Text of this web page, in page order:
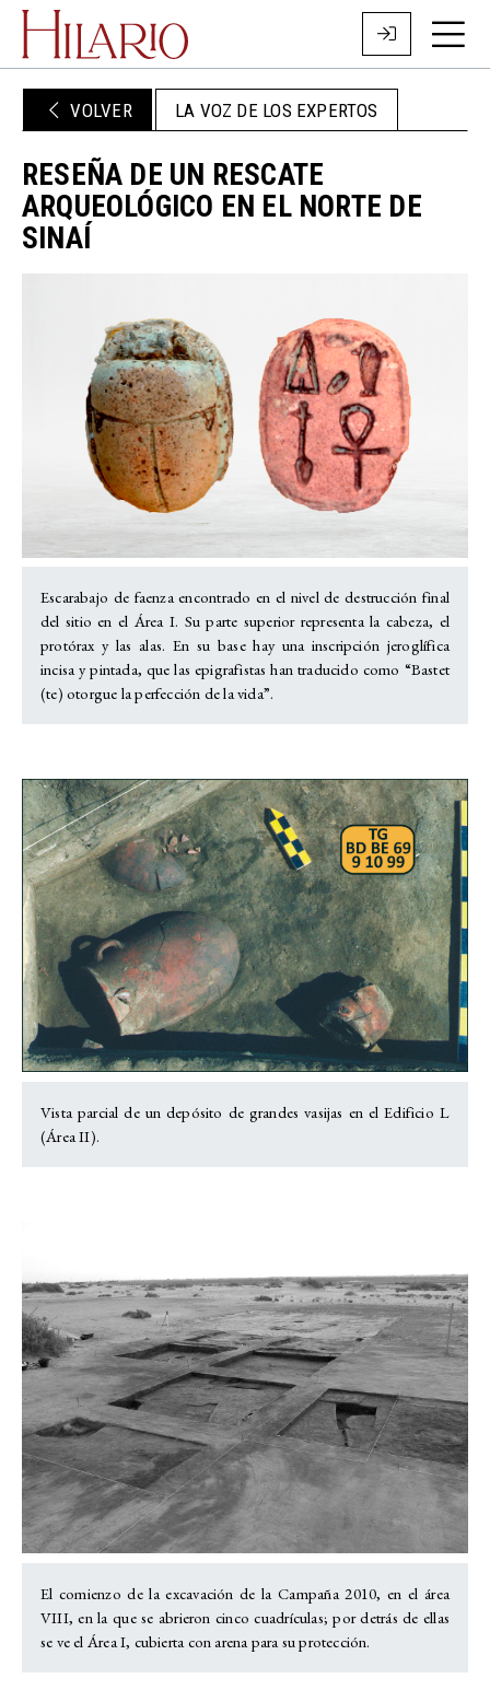
VOLVER LA VOZ DE LOS EXPERTOS
RESEÑA DE UN RESCATE
ARQUEOLÓGICO EN EL NORTE DE
SINAÍ
Escarabajo de faenza encontrado en el nivel de destrucción final
del sitio en el Área I. Su parte superior representa la cabeza, el
protórax y las alas. En su base hay una inscripción jeroglífica
incisa y pintada, que las epigrafistas han traducido como “Bastet
(te) otorgue la perfección de la vida”.
Vista parcial de un depósito de grandes vasijas en el Edificio L
(Área II).
El comienzo de la excavación de la Campaña 2010, en el área
VIII, en la que se abrieron cinco cuadrículas; por detrás de ellas
se ve el Área I, cubierta con arena para su protección.